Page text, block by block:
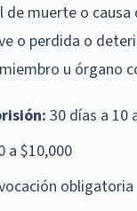
de muerte o
o perdida o
u órgano
30 días a 10
a $10,000
obligatoria